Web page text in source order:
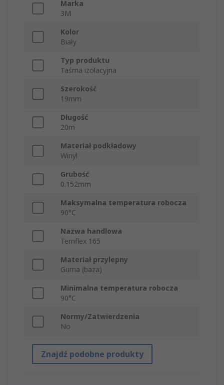
Marka
3M
Kolor
Biały
Typ produktu
Taśma izolacyjna
Szerokość
19mm
Długość
20m
Materiał podkładowy
Winyl
Grubość
0.152mm
Maksymalna temperatura robocza
90°C
Nazwa handlowa
Temflex 165
Materiał przylepny
Guma (baza)
Minimalna temperatura robocza
90°C
Normy/Zatwierdzenia
No
Znajdź podobne produkty